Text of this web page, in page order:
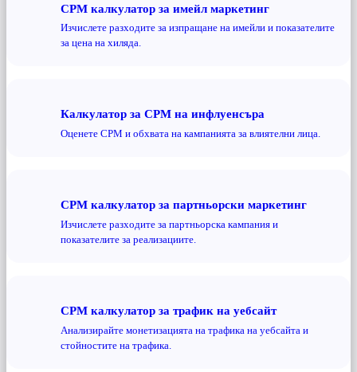
CPM калкулатор за имейл маркетинг
Изчислете разходите за изпращане на имейли и показателите
за цена на хиляда.
Калкулатор за CPM на инфлуенсъра
Оценете CPM и обхвата на кампанията за влиятелни лица.
CPM калкулатор за партньорски маркетинг
Изчислете разходите за партньорска кампания и
показателите за реализациите.
CPM калкулатор за трафик на уебсайт
Анализирайте монетизацията на трафика на уебсайта и
стойностите на трафика.